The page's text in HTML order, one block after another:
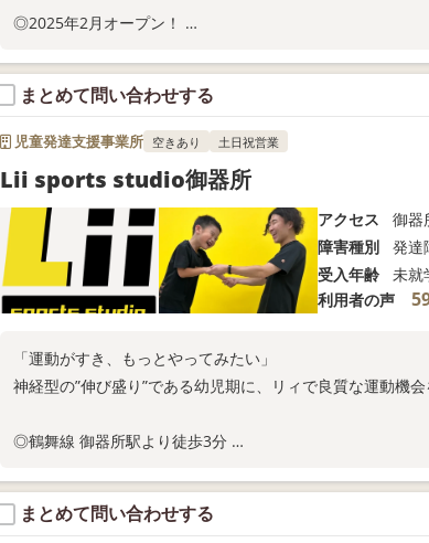
◎2025年2月オープン！
◎覚王山駅より徒歩10分
お電話またはWEB問い合わせにてお問い合わせください。
まとめて問い合わせする
児童発達支援事業所 空きあり 土日祝営業
Lii sports studio御器所
アクセス
御器
障害種別
発
受入年齢
未就
利用者の声
「運動がすき、もっとやってみたい」
神経型の”伸び盛り”である幼児期に、リィで良質な運動機会
◎鶴舞線 御器所駅より徒歩3分
◎スタジオ体験随時実施中
お電話またはWEB問い合わせにてお問い合わせください。
まとめて問い合わせする